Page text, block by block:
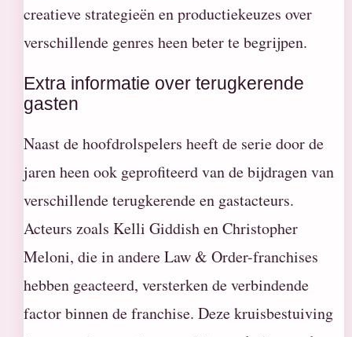
creatieve strategieën en productiekeuzes over
verschillende genres heen beter te begrijpen.
Extra informatie over terugkerende
gasten
Naast de hoofdrolspelers heeft de serie door de
jaren heen ook geprofiteerd van de bijdragen van
verschillende terugkerende en gastacteurs.
Acteurs zoals Kelli Giddish en Christopher
Meloni, die in andere Law & Order-franchises
hebben geacteerd, versterken de verbindende
factor binnen de franchise. Deze kruisbestuiving